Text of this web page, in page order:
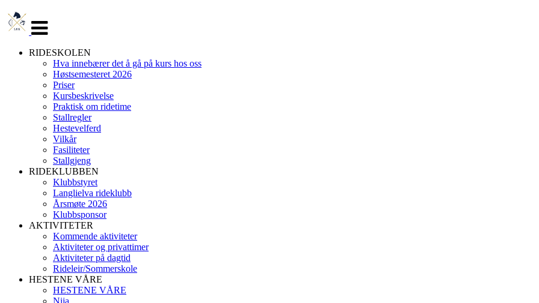
navigasjon
RIDESKOLEN
Hva innebærer det å gå på kurs hos oss
Høstsemesteret 2026
Priser
Kursbeskrivelse
Praktisk om ridetime
Stallregler
Hestevelferd
Vilkår
Fasiliteter
Stallgjeng
RIDEKLUBBEN
Klubbstyret
Langlielva rideklubb
Årsmøte 2026
Klubbsponsor
AKTIVITETER
Kommende aktiviteter
Aktiviteter og privattimer
Aktiviteter på dagtid
Rideleir/Sommerskole
HESTENE VÅRE
HESTENE VÅRE
Nija